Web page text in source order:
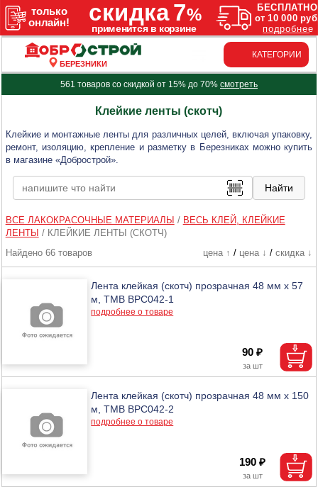
БЕРЕЗНИКИ
КАТЕГОРИИ
561 товаров со скидкой от 15% до 70% смотреть
Клейкие ленты (скотч)
Клейкие и монтажные ленты для различных целей, включая упаковку,
ремонт, изоляцию, крепление и разметку в Березниках можно купить
в магазине «Добрострой».
ВСЕ ЛАКОКРАСОЧНЫЕ МАТЕРИАЛЫ / ВЕСЬ КЛЕЙ, КЛЕЙКИЕ
ЛЕНТЫ / КЛЕЙКИЕ ЛЕНТЫ (СКОТЧ)
Найдено 66 товаров
цена ↑ / цена ↓ / скидка ↓
Лента клейкая (скотч) прозрачная 48 мм х 57
м, ТМВ BPC042-1
подробнее о товаре
90 ₽
Лента клейкая (скотч) прозрачная 48 мм х 150
м, ТМВ BPC042-2
подробнее о товаре
190 ₽